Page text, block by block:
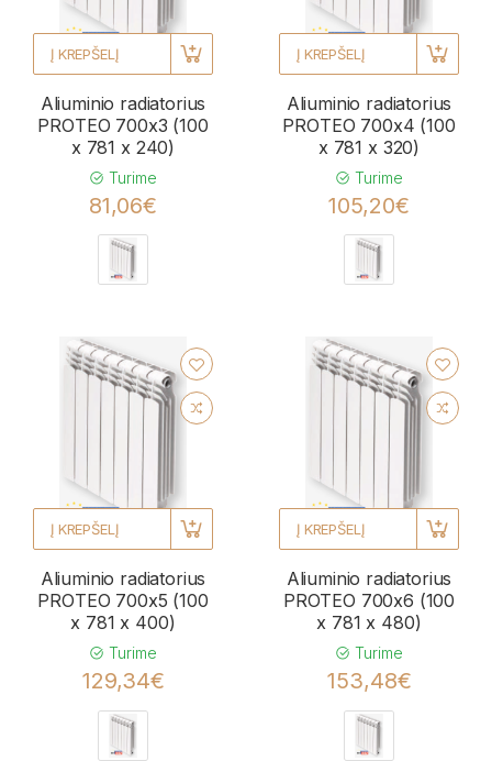
Į KREPŠELĮ
Aliuminio radiatorius
PROTEO 700x3 (100
x 781 x 240)
Turime
81,06€
Į KREPŠELĮ
Aliuminio radiatorius
PROTEO 700x4 (100
x 781 x 320)
Turime
105,20€
Į KREPŠELĮ
Aliuminio radiatorius
PROTEO 700x5 (100
x 781 x 400)
Turime
129,34€
Į KREPŠELĮ
Aliuminio radiatorius
PROTEO 700x6 (100
x 781 x 480)
Turime
153,48€